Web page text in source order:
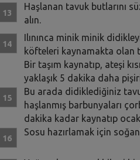
Haşlanan tavuk butlarını
alın.
Ilınınca minik minik
köfteleri kaynamakta olan
Bir taşım kaynatıp, ateşi
yaklaşık 5 dakika daha
Bu arada didiklediğiniz
haşlanmış barbunyaları
dakika kadar kaynatıp
Sosu hazırlamak için